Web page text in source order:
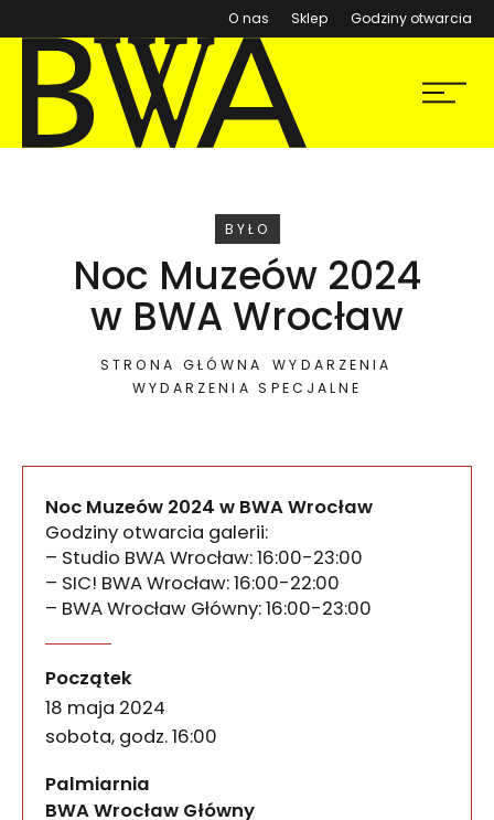
O nas Sklep (otwiera się w nowym
Godziny otwarcia
BWA Wrocław
Galerie Sztuki Współczesnej
Menu
WYDARZENIE
BYŁO
Noc Muzeów 2024
w BWA Wrocław
STRONA GŁÓWNA
WYDARZENIA
WYDARZENIA SPECJALNE
Noc Muzeów 2024 w BWA Wrocław
Godziny otwarcia galerii:
– Studio BWA Wrocław: 16:00-23:00
– SIC! BWA Wrocław: 16:00-22:00
– BWA Wrocław Główny: 16:00-23:00
W kolejnej edycji Nocy Muzeów będziemy was
Początek
18 maja 2024
sobota, godz. 16:00
Palmiarnia
BWA Wrocław Główny